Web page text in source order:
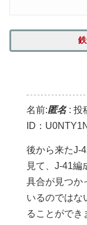
名前:匿名: 投
ID：
後から来たJ-
見て、J-41編
具合が見つか
いるのではな
ることができ